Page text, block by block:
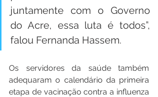
juntamente com o Governo
do Acre, essa luta é todos”,
falou Fernanda Hassem.
Os servidores da saúde também
adequaram o calendário da primeira
etapa de vacinação contra a influenza